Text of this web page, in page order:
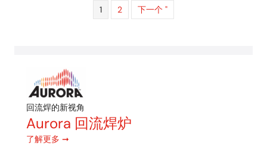
1 2 下一个 "
回流焊的新视角
Aurora 回流焊炉
了解更多 ➞